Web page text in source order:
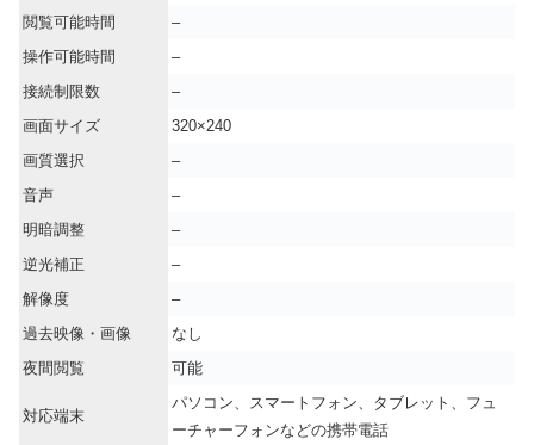
閲覧可能時間
–
操作可能時間
–
接続制限数
–
画面サイズ
320×240
画質選択
–
音声
–
明暗調整
–
逆光補正
–
解像度
–
過去映像・画像
なし
夜間閲覧
可能
対応端末
パソコン、スマートフォン、タブレット、フュ
ーチャーフォンなどの携帯電話